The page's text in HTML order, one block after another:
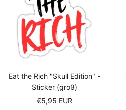
Eat the Rich "Skull Edition" -
Sticker (groß)
Sale
€5,95 EUR